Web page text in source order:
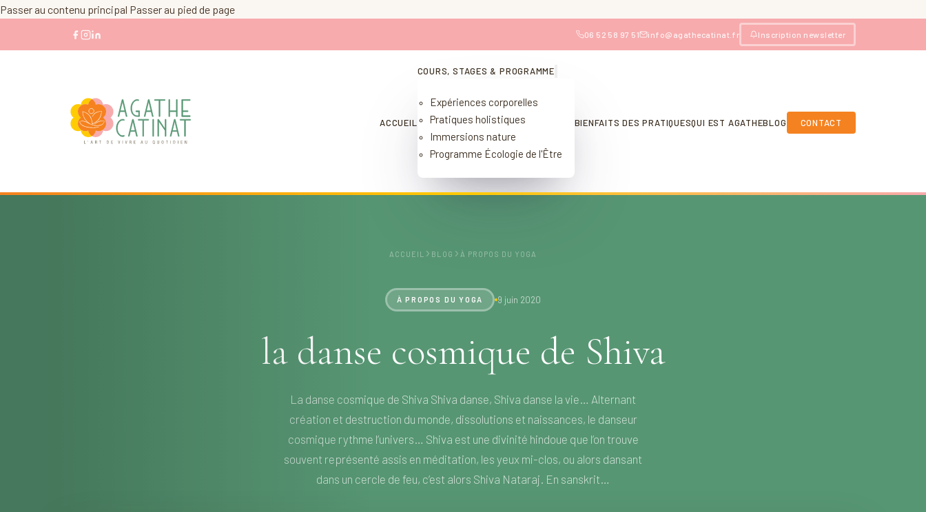
Passer au contenu principal Passer au pied de page
06 52 58 97 51 info@agathecatinat.fr Inscription newsletter
ACCUEIL
COURS, STAGES & PROGRAMME
Expériences corporelles
Pratiques holistiques
Immersions nature
Programme Écologie de l'Être
BIENFAITS DES PRATIQUESQUI EST AGATHEBLOG CONTACT
ACCUEIL › BLOG › À PROPOS DU YOGA
À PROPOS DU YOGA 9 juin 2020
la danse cosmique de Shiva
La danse cosmique de Shiva Shiva danse, Shiva danse la vie… Alternant
création et destruction du monde, dissolutions et naissances, le danseur
cosmique rythme l’univers… Shiva est une divinité hindoue que l’on trouve
souvent représenté assis en méditation, les yeux mi-clos, ou alors dansant
dans un cercle de feu, c’est alors Shiva Nataraj. En sanskrit…